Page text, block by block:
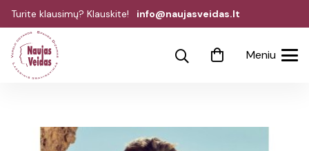
Turite klausimų? Klauskite! info@naujasveidas.lt
Meniu